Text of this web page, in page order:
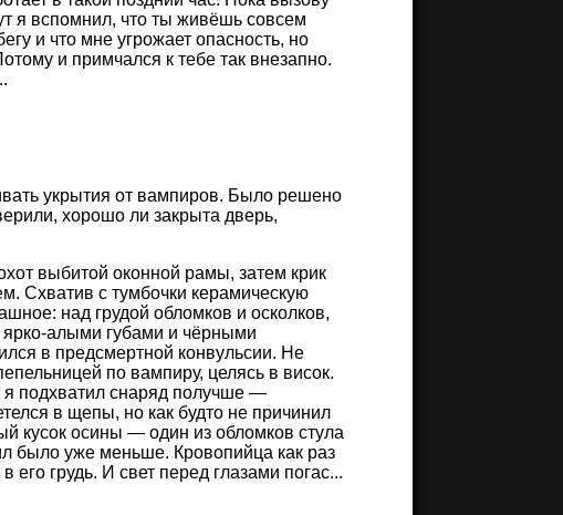
я вспомнил, что ты живёшь совсем
и что мне угрожает опасность, но
и примчался к тебе так внезапно.
укрытия от вампиров. Было решено
хорошо ли закрыта дверь,
выбитой оконной рамы, затем крик
Схватив с тумбочки керамическую
над грудой обломков и осколков,
алыми губами и чёрными
в предсмертной конвульсии. Не
по вампиру, целясь в висок.
я подхватил снаряд получше —
в щепы, но как будто не причинил
кусок осины — один из обломков стула
было уже меньше. Кровопийца как раз
грудь. И свет перед глазами погас...